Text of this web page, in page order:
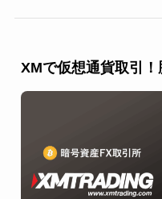
XMで仮想通貨取引